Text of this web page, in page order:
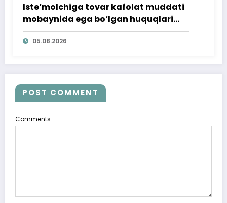
Iste’molchiga tovar kafolat muddati
mobaynida ega bo‘lgan huquqlari
ta’minlab berildi
05.08.2026
POST COMMENT
Comments